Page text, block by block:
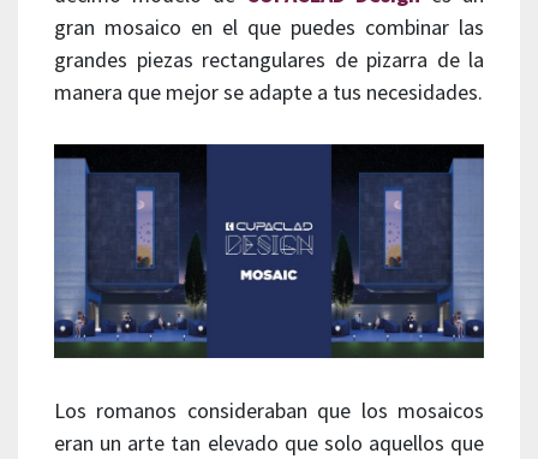
gran mosaico en el que puedes combinar las
grandes piezas rectangulares de pizarra de la
manera que mejor se adapte a tus necesidades.
Los romanos consideraban que los mosaicos
eran un arte tan elevado que solo aquellos que